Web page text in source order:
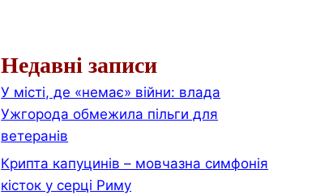
Недавні записи
У місті, де «немає» війни: влада
Ужгорода обмежила пільги для
ветеранів
Крипта капуцинів – мовчазна симфонія
кісток у серці Риму